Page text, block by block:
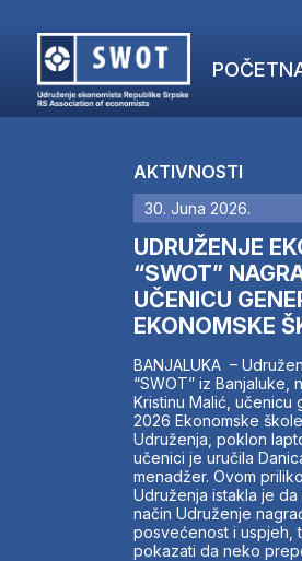
AKTUELNO
ANALIZE
KOMPANIJE
FINANSIJE
IZ STRANIH
AKTIVNOSTI
SWOT INTERVJU
UČLANI SE
KONTAKT
AKTIVNOSTI
30. Juna 2026.
UDRUŽENJE
“SWOT”
UČENICU
EKONOMSKE
BANJALUKA –
“SWOT” iz Banjaluke,
Kristinu Malić, učenicu
2026 Ekonomske
Udruženja, poklon
učenici je uručila
menadžer. Ovom
Udruženja istakla je
način Udruženje
posvećenost i uspjeh,
pokazati da neko